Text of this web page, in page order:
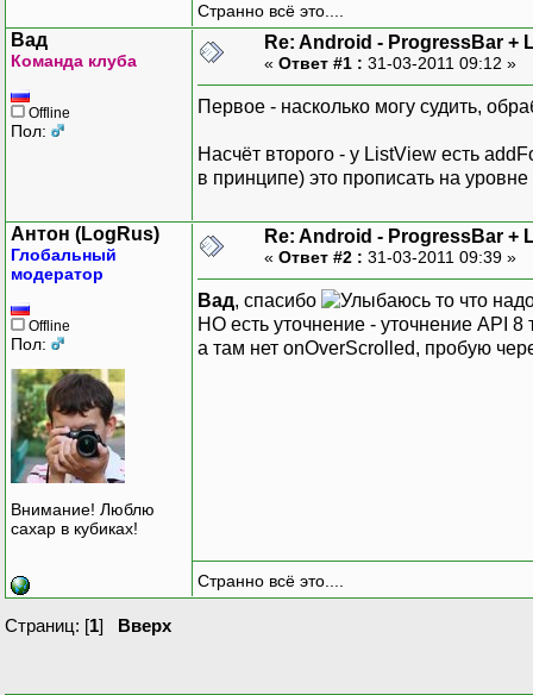
</Button>
</RelativeLayout>
<ListView
</LinearLayout>
Странно всё это....
Вад
Команда клуба
Offline
Пол:
Re: Android - ProgressBar +
« Ответ #1 : 31-03-2011 09:12 »
Первое - насколько могу судить,
Насчёт второго - у ListView есть
в принципе) это прописать на
Антон (LogRus)
Глобальный
модератор
Offline
Пол:
Внимание! Люблю
сахар в кубиках!
Re: Android - ProgressBar +
« Ответ #2 : 31-03-2011 09:39 »
Вад, спасибо
то что
НО есть уточнение - уточнение API 8
а там нет onOverScrolled, пробую
Странно всё это....
Страниц: [1] Вверх